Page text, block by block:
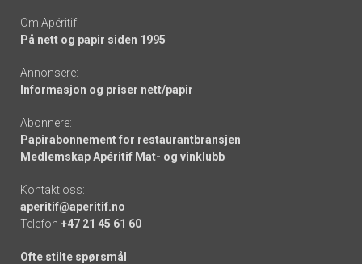
Om Apéritif:
På nett og papir siden 1995
Annonsere:
Informasjon og priser nett/papir
Abonnere:
Papirabonnement for restaurantbransjen
Medlemskap Apéritif Mat- og vinklubb
Kontakt oss:
aperitif@aperitif.no
Telefon +47 21 45 61 60
Ofte stilte spørsmål